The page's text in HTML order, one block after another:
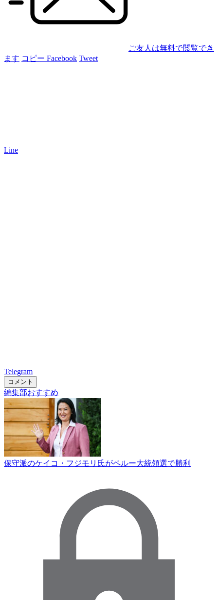
ご友人は無料で閲覧でき
ます コピー Facebook Tweet
Line
Telegram
コメント
編集部おすすめ
保守派のケイコ・フジモリ氏がペルー大統領選で勝利